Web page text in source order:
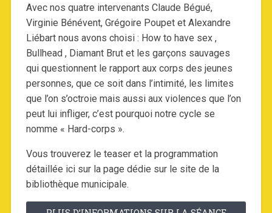
Avec nos quatre intervenants Claude Bégué,
Virginie Bénévent, Grégoire Poupet et Alexandre
Liébart nous avons choisi : How to have sex ,
Bullhead , Diamant Brut et les garçons sauvages
qui questionnent le rapport aux corps des jeunes
personnes, que ce soit dans l’intimité, les limites
que l’on s’octroie mais aussi aux violences que l’on
peut lui infliger, c’est pourquoi notre cycle se
nomme « Hard-corps ».
Vous trouverez le teaser et la programmation
détaillée ici sur la page dédie sur le site de la
bibliothèque municipale.